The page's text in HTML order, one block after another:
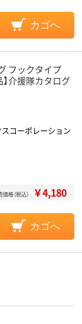
カゴへ
フックタイプ
介援隊カタログ
コーポレーション
価格（税込） ￥4,180
カゴへ